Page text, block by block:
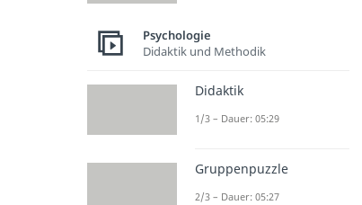
Psychologie
Didaktik und Methodik
Didaktik
1/3 – Dauer: 05:29
Gruppenpuzzle
2/3 – Dauer: 05:27